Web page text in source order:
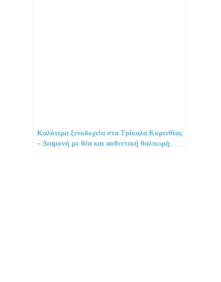
Καλύτερα ξενοδοχεία στα Τρίκαλα Κορινθίας
– Διαμονή με θέα και αυθεντική θαλπωρή